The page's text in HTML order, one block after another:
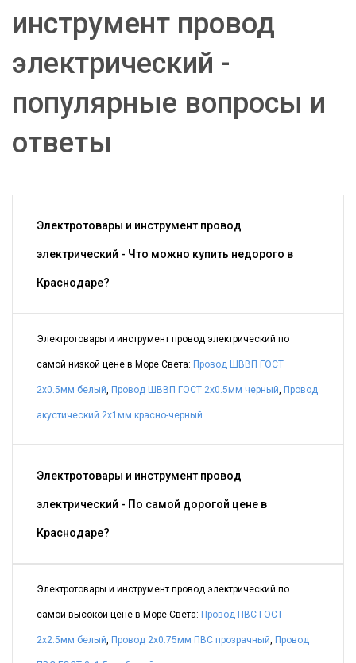
инструмент провод
электрический -
популярные вопросы и
ответы
Электротовары и инструмент провод
электрический - Что можно купить недорого в
Краснодаре?
Электротовары и инструмент провод электрический по
самой низкой цене в Море Света: Провод ШВВП ГОСТ
2x0.5мм белый, Провод ШВВП ГОСТ 2x0.5мм черный, Провод
акустический 2x1мм красно-черный
Электротовары и инструмент провод
электрический - По самой дорогой цене в
Краснодаре?
Электротовары и инструмент провод электрический по
самой высокой цене в Море Света: Провод ПВС ГОСТ
2x2.5мм белый, Провод 2x0.75мм ПВС прозрачный, Провод